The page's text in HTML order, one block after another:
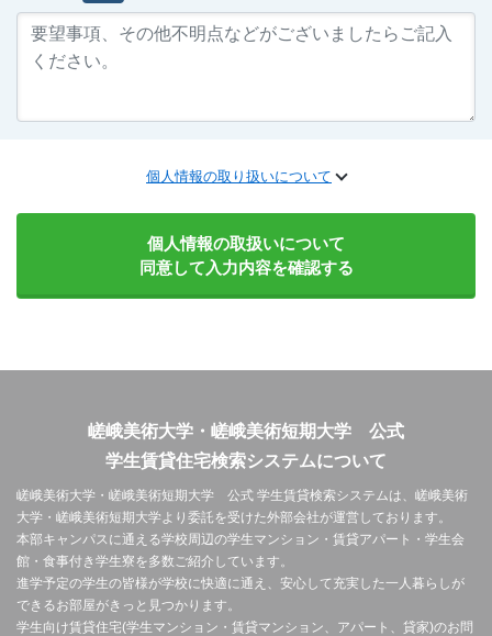
個人情報の取り扱いについて
個人情報の取扱いについて
同意して入力内容を確認する
嵯峨美術大学・嵯峨美術短期大学 公式
学生賃貸住宅検索システムについて
嵯峨美術大学・嵯峨美術短期大学 公式 学生賃貸検索システムは、嵯峨美術
大学・嵯峨美術短期大学より委託を受けた外部会社が運営しております。
本部キャンパスに通える学校周辺の学生マンション・賃貸アパート・学生会
館・食事付き学生寮を多数ご紹介しています。
進学予定の学生の皆様が学校に快適に通え、安心して充実した一人暮らしが
できるお部屋がきっと見つかります。
学生向け賃貸住宅(学生マンション・賃貸マンション、アパート、貸家)のお問